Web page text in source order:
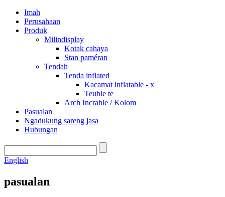
Imah
Perusahaan
Produk
Milindisplay
Kotak cahaya
Stan paméran
Tendah
Tenda inflated
Kacamat inflatable - x
Teuble te
Arch Incrable / Kolom
Pasualan
Ngadukung sareng jasa
Hubungan
English
pasualan